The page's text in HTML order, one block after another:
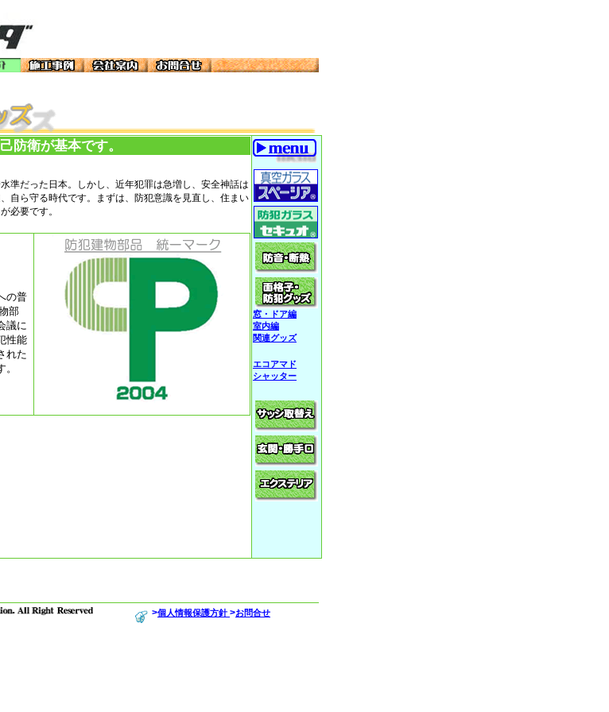
防衛が基本です。
準だった日本。しかし、近年犯罪は急増し、安全神話は
自ら守る時代です。まずは、防犯意識を見直し、住まい
必要です。
の普
部
議に
性能
れた
窓・ドア編
室内編
関連グッズ
エコアマド
シャッター
>個人情報保護方針 >お問合せ